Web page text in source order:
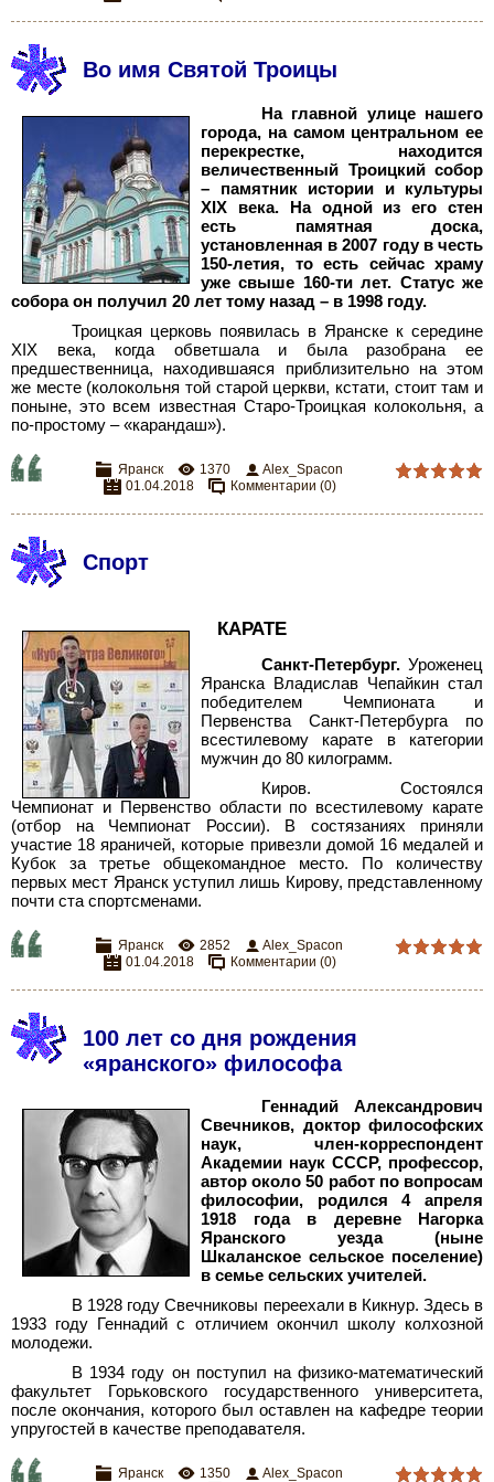
Во имя Святой Троицы
На главной улице нашего
города, на самом центральном ее
перекрестке, находится
величественный Троицкий собор
– памятник истории и культуры
XIX
века. На одной из его стен
есть памятная доска,
установленная в 2007 году в честь
150-летия, то есть сейчас храму
уже свыше 160-ти лет. Статус же
собора он получил 20 лет тому назад – в 1998 году.
Троицкая церковь появилась в Яранске к середине
XIX
века, когда обветшала и была разобрана ее
предшественница, находившаяся приблизительно на этом
же месте (колокольня той старой церкви, кстати, стоит там и
поныне, это всем известная Старо-Троицкая колокольня, а
по-простому – «карандаш»).
Яранск 1370
Alex_Spacon
01.04.2018
Комментарии (0)
Спорт
КАРАТЕ
Санкт-Петербург. Уроженец
Яранска Владислав Чепайкин стал
победителем Чемпионата и
Первенства Санкт-Петербурга по
всестилевому карате в категории
мужчин до 80 килограмм.
Киров. Состоялся
Чемпионат и Первенство области по всестилевому карате
(отбор на Чемпионат России).
В состязаниях приняли
участие 18 яраничей, которые привезли домой 16 медалей и
Кубок за третье общекомандное место. По количеству
первых мест Яранск уступил лишь Кирову, представленному
почти ста спортсменами.
Яранск 2852
Alex_Spacon
01.04.2018
Комментарии (0)
100 лет со дня рождения
«яранского» философа
Геннадий Александрович
Свечников, доктор философских
наук, член-корреспондент
Академии наук СССР, профессор,
автор около 50 работ по вопросам
философии, родился 4
апреля
1918
года в деревне Нагорка
Яранского уезда (ныне
Шкаланское сельское поселение)
в семье сельских учителей.
В 1928 году Свечниковы переехали в Кикнур. Здесь в
1933 году Геннадий с отличием окончил школу колхозной
молодежи.
В 1934 году он поступил на физико-математический
факультет Горьковского государственного университета,
после окончания, которого был оставлен на кафедре теории
упругостей в качестве преподавателя.
Яранск 1350
Alex_Spacon